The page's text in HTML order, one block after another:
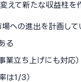
えて新たな収益柱を
への進出を計画して
る
立ち上げにも対応）
は1/3）